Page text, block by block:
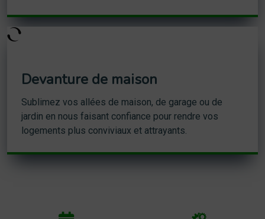
Devanture de maison
Sublimez vos allées de maison, de garage ou de
jardin en nous faisant confiance pour rendre vos
logements plus conviviaux et attrayants.